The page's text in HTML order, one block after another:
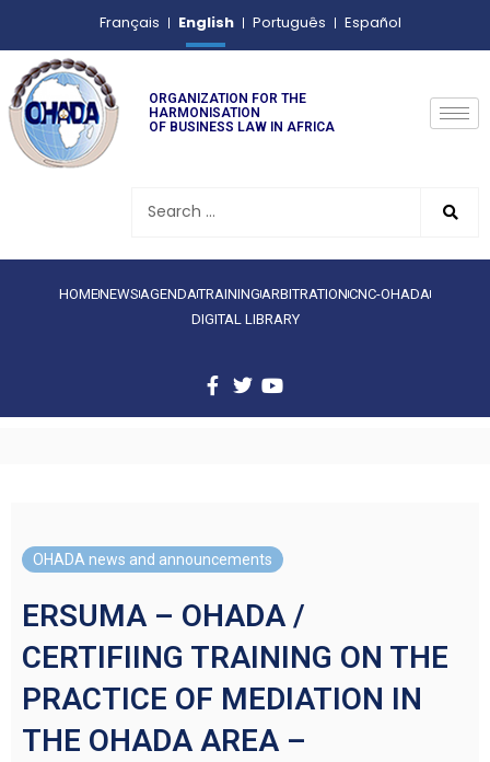
Français English Português Español
ORGANIZATION FOR THE
HARMONISATION
OF BUSINESS LAW IN AFRICA
HOMENEWS AGENDATRAINING ARBITRATIONCNC-OHADA
DIGITAL LIBRARY
OHADA news and announcements
ERSUMA – OHADA /
CERTIFIING TRAINING ON THE
PRACTICE OF MEDIATION IN
THE OHADA AREA –